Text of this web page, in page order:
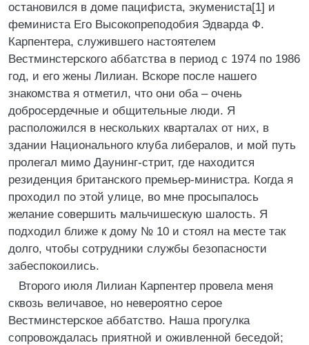
остановился в доме пацифиста, экумениста[1] и
феминиста Его Высокопреподобия Эдварда Ф.
Карпентера, служившего настоятелем
Вестминстерского аббатства в период с 1974 по 1986
год, и его жены Лилиан. Вскоре после нашего
знакомства я отметил, что они оба – очень
добросердечные и общительные люди. Я
расположился в нескольких кварталах от них, в
здании Национального клуба либералов, и мой путь
пролегал мимо Даунинг-стрит, где находится
резиденция британского премьер-министра. Когда я
проходил по этой улице, во мне просыпалось
желание совершить мальчишескую шалость. Я
подходил ближе к дому № 10 и стоял на месте так
долго, чтобы сотрудники службы безопасности
забеспокоились.
Второго июля Лилиан Карпентер провела меня
сквозь величавое, но невероятно серое
Вестминстерское аббатство. Наша прогулка
сопровождалась приятной и оживленной беседой;